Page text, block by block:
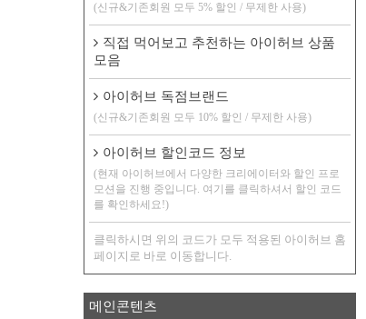
(신규&기존회원 모두 5% 할인 / 무제한 사용)
직접 먹어보고 추천하는 아이허브 상품
모음
아이허브 독점브랜드
(신규&기존회원 모두 10% 할인 / 무제한 사용)
아이허브 할인코드 정보
(현재 아이허브에서 다양한 크리에이터와 할인 프로
모션을 진행 중입니다. 여기를 클릭하셔서 할인 코드
를 확인하세요!)
클릭하시면 위의 코드가 모두 적용된 아이허브 홈
페이지로 바로 이동합니다.
메인콘텐츠